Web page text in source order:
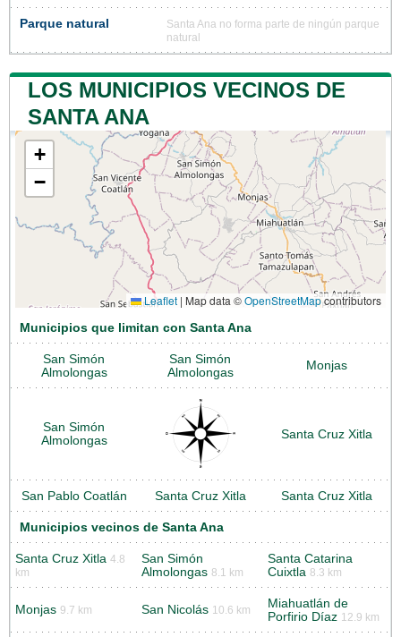
Parque natural
Santa Ana no forma parte de ningún parque
natural
LOS MUNICIPIOS VECINOS DE
SANTA ANA
+
−
Leaflet | Map data ©OpenStreetMapcontributors
Municipios que limitan con Santa Ana
San Simón
Almolongas
San Simón
Almolongas
Monjas
San Simón
Almolongas
Santa Cruz Xitla
San Pablo Coatlán Santa Cruz Xitla Santa Cruz Xitla
Municipios vecinos de Santa Ana
Santa Cruz Xitla 4.8
km
San Simón
Almolongas 8.1 km
Santa Catarina
Cuixtla 8.3 km
Monjas 9.7 km San Nicolás 10.6 km
Miahuatlán de
Porfirio Díaz 12.9 km